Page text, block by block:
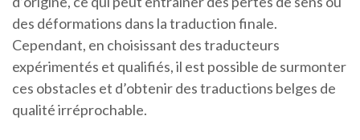
des déformations dans la traduction finale.
Cependant, en choisissant des traducteurs
expérimentés et qualifiés, il est possible de surmonter
ces obstacles et d’obtenir des traductions belges de
qualité irréprochable.